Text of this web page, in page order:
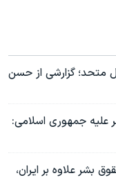
متحد؛ گزارشی از حسن
علیه جمهوری اسلامی:
بشر علاوه بر ایران،